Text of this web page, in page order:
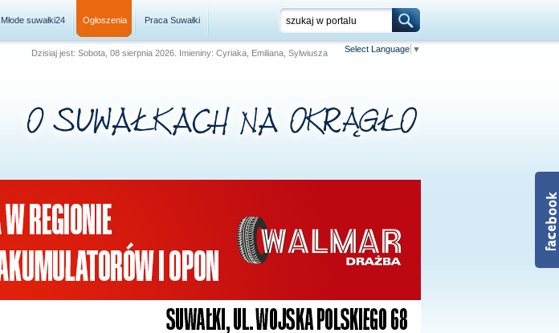
Młode suwałki24 Ogłoszenia Praca Suwałki
Dzisiaj jest: Sobota, 08 sierpnia 2026. Imieniny: Cyriaka, Emiliana, Sylwiusza Select Language ▼